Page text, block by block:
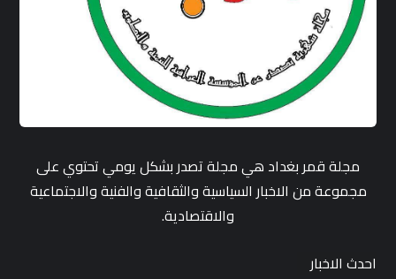
مجلة قمر بغداد هي مجلة تصدر بشكل يومي تحتوي على
مجموعة من الاخبار السياسية والثقافية والفنية والاجتماعية
والاقتصادية.
احدث الاخبار